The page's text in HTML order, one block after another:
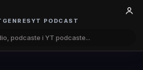
GENRESYT PODCAST